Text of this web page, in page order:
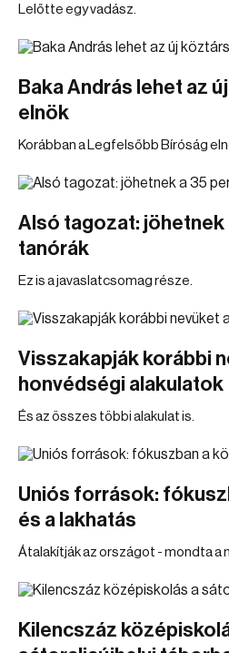
Lelőtte egy vadász.
Baka András lehet az
elnök
Korábban a Legfelsőbb Bíróság
Alsó tagozat: jöhetnek
tanórák
Ez is a javaslatcsomag része.
Visszakapják korábbi
honvédségi alakulatok
És az összes többi alakulat is.
Uniós források:
és a lakhatás
Átalakítják az országot - mondta a
Kilencszáz